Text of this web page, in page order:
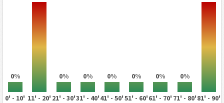
0% 0% 0% 0% 0% 0% 0%
0' - 10' 11' - 20' 21' - 30'31' - 40'41' - 50'51' - 60'61' - 70' 71' - 80'81' - 90'